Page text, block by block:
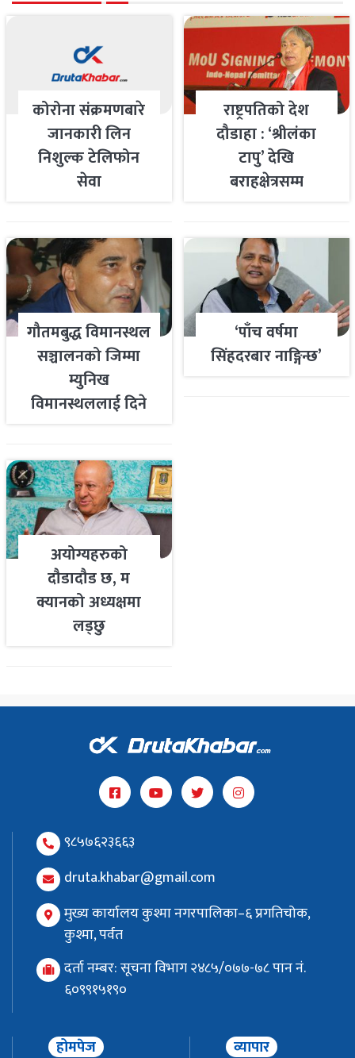
कोरोना संक्रमणबारे
जानकारी लिन
निशुल्क टेलिफोन
सेवा
राष्ट्रपतिको देश
दौडाहा : ‘श्रीलंका
टापु’ देखि
बराहक्षेत्रसम्म
गौतमबुद्ध विमानस्थल
सञ्चालनको जिम्मा
म्युनिख
विमानस्थललाई दिने
‘पाँच वर्षमा
सिंहदरबार नाङ्गिन्छ’
अयोग्यहरुको
दौडादौड छ, म
क्यानको अध्यक्षमा
लड्छु
९८५७६२३६६३
druta.khabar@gmail.com
मुख्य कार्यालय कुश्मा नगरपालिका–६ प्रगतिचोक,
कुश्मा, पर्वत
दर्ता नम्बर: सूचना विभाग २४८५/०७७-७८ पान नं.
६०९९१५१९०
होमपेज व्यापार